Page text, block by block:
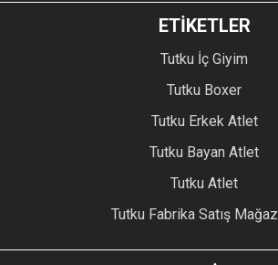
ETİKETLER
Tutku İç Giyim
Tutku Boxer
Tutku Erkek Atlet
Tutku Bayan Atlet
Tutku Atlet
Tutku Fabrika Satış